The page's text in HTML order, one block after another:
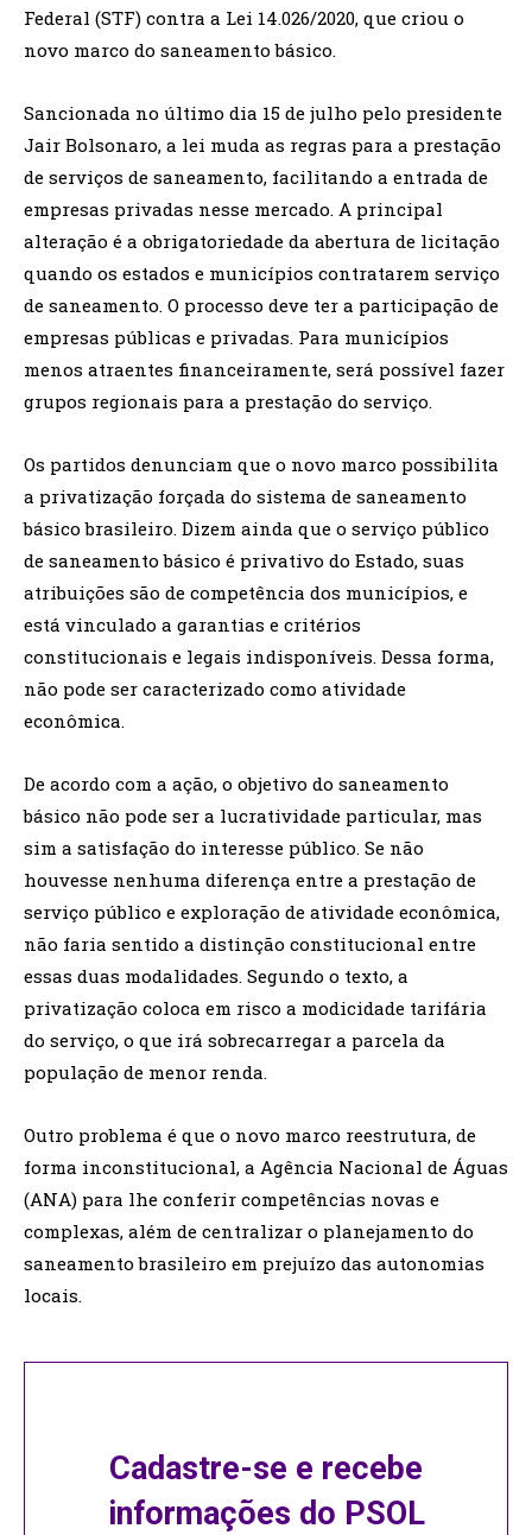
Federal (STF) contra a Lei 14.026/2020, que criou o
novo marco do saneamento básico.
Sancionada no último dia 15 de julho pelo presidente
Jair Bolsonaro, a lei muda as regras para a prestação
de serviços de saneamento, facilitando a entrada de
empresas privadas nesse mercado. A principal
alteração é a obrigatoriedade da abertura de licitação
quando os estados e municípios contratarem serviço
de saneamento. O processo deve ter a participação de
empresas públicas e privadas. Para municípios
menos atraentes financeiramente, será possível fazer
grupos regionais para a prestação do serviço.
Os partidos denunciam que o novo marco possibilita
a privatização forçada do sistema de saneamento
básico brasileiro. Dizem ainda que o serviço público
de saneamento básico é privativo do Estado, suas
atribuições são de competência dos municípios, e
está vinculado a garantias e critérios
constitucionais e legais indisponíveis. Dessa forma,
não pode ser caracterizado como atividade
econômica.
De acordo com a ação, o objetivo do saneamento
básico não pode ser a lucratividade particular, mas
sim a satisfação do interesse público. Se não
houvesse nenhuma diferença entre a prestação de
serviço público e exploração de atividade econômica,
não faria sentido a distinção constitucional entre
essas duas modalidades. Segundo o texto, a
privatização coloca em risco a modicidade tarifária
do serviço, o que irá sobrecarregar a parcela da
população de menor renda.
Outro problema é que o novo marco reestrutura, de
forma inconstitucional, a Agência Nacional de Águas
(ANA) para lhe conferir competências novas e
complexas, além de centralizar o planejamento do
saneamento brasileiro em prejuízo das autonomias
locais.
Cadastre-se e recebe
informações do PSOL